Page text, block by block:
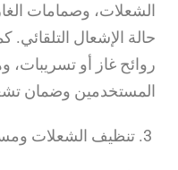
الشعلات، وصمامات
حالة الإشعال التلقائي.
روائح غاز أو
المستخدمين وضمان